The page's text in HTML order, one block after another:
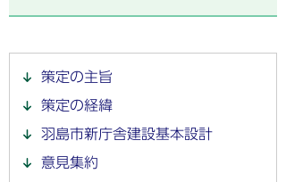
策定の主旨
策定の経緯
羽島市新庁舎建設基本設計
意見集約